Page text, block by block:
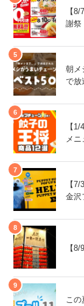
【
謝祭
朝メ
で放
【
メ
【
金沢
【
こ